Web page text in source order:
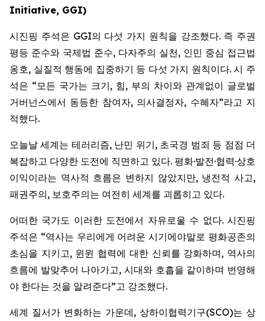
Initiative, GGI)
시진핑 주석은 GGI의 다섯 가지 원칙을 강조했다. 즉 주권
평등 준수와 국제법 준수, 다자주의 실천, 인민 중심 접근법
옹호, 실질적 행동에 집중하기 등 다섯 가지 원칙이다. 시 주
석은 “모든 국가는 크기, 힘, 부의 차이와 관계없이 글로벌
거버넌스에서 동등한 참여자, 의사결정자, 수혜자”라고 지
적했다.
오늘날 세계는 테러리즘, 난민 위기, 초국경 범죄 등 점점 더
복잡하고 다양한 도전에 직면하고 있다. 평화·발전·협력·상호
이익이라는 역사적 흐름은 변하지 않았지만, 냉전적 사고,
패권주의, 보호주의는 여전히 세계를 괴롭히고 있다.
어떠한 국가도 이러한 도전에서 자유로울 수 없다. 시진핑
주석은 “역사는 우리에게 어려운 시기에야말로 평화공존의
초심을 지키고, 윈윈 협력에 대한 신뢰를 강화하며, 역사의
흐름에 발맞추어 나아가고, 시대와 호흡을 같이하며 번영해
야 한다는 것을 알려준다”고 강조했다.
세계 질서가 변화하는 가운데, 상하이협력기구(SCO)는 상